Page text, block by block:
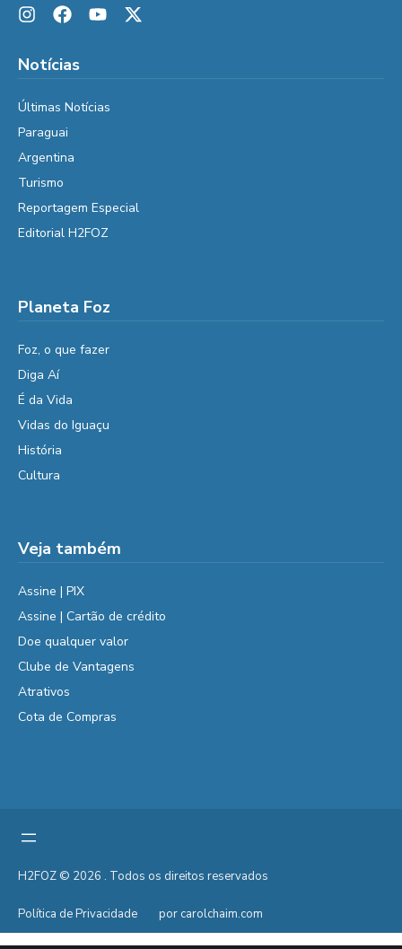
Notícias
Últimas Notícias
Paraguai
Argentina
Turismo
Reportagem Especial
Editorial H2FOZ
Planeta Foz
Foz, o que fazer
Diga Aí
É da Vida
Vidas do Iguaçu
História
Cultura
Veja também
Assine | PIX
Assine | Cartão de crédito
Doe qualquer valor
Clube de Vantagens
Atrativos
Cota de Compras
H2FOZ © 2026 . Todos os direitos reservados
Política de Privacidade por carolchaim.com